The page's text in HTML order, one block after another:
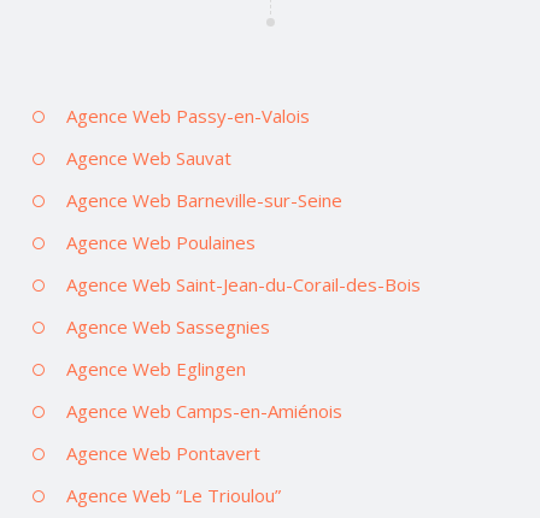
Agence Web Passy-en-Valois
Agence Web Sauvat
Agence Web Barneville-sur-Seine
Agence Web Poulaines
Agence Web Saint-Jean-du-Corail-des-Bois
Agence Web Sassegnies
Agence Web Eglingen
Agence Web Camps-en-Amiénois
Agence Web Pontavert
Agence Web “Le Trioulou”